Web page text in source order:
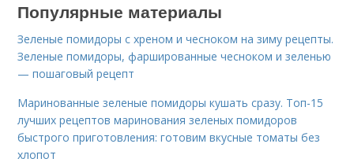
Популярные материалы
Зеленые помидоры с хреном и чесноком на зиму рецепты.
Зеленые помидоры, фаршированные чесноком и зеленью
— пошаговый рецепт
Маринованные зеленые помидоры кушать сразу. Топ-15
лучших рецептов маринования зеленых помидоров
быстрого приготовления: готовим вкусные томаты без
хлопот